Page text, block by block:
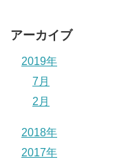
アーカイブ
2019年
7月
2月
2018年
2017年